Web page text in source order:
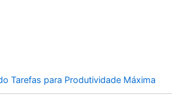
Tarefas para Produtividade Máxima